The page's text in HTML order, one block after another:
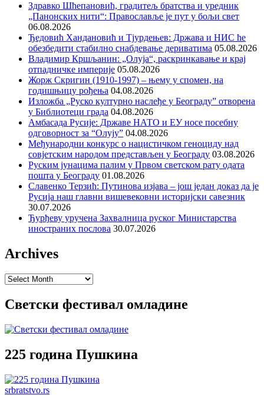
Здравко Шћепановић, градитељ братства и уредник
„Панонских нити“: Православље је пут у бољи свет
06.08.2026
Ђедовић Хандановић и Тјурдењев: Држава и НИС ће
обезбедити стабилно снабдевање дериватима 05.08.2026
Владимир Кршљанин: „Олуја“, раскринкавање и крај
отпадничке империје 05.08.2026
Жорж Скригин (1910-1997) – њему у спомен, на
годишњицу рођења 04.08.2026
Изложба „Руско културно наслеђе у Београду” отворена
у Библиотеци града 04.08.2026
Амбасада Русије: Државе НАТО и ЕУ носе посебну
одговорност за “Олују” 04.08.2026
Међународни конкурс о нацистичком геноциду над
совјетским народом представљен у Београду 03.08.2026
Руским јунацима палим у Првом светском рату одата
пошта у Београду 01.08.2026
Славенко Терзић: Путинова изјава – још један доказ да је
Русија наш главни вишевековни историјски савезник
30.07.2026
Ђурђеву уручена Захвалница руског Министарства
иностраних послова 30.07.2026
Archives
Archives
Светски фестивал омладине
225 година Пушкина
srbratstvo.rs